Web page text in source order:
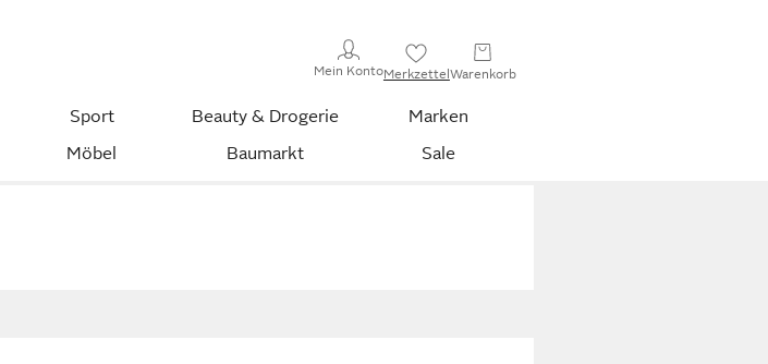
Mein KontoMerkzettelWarenkorb
Sport Beauty & Drogerie
Marken
Möbel Baumarkt Sale